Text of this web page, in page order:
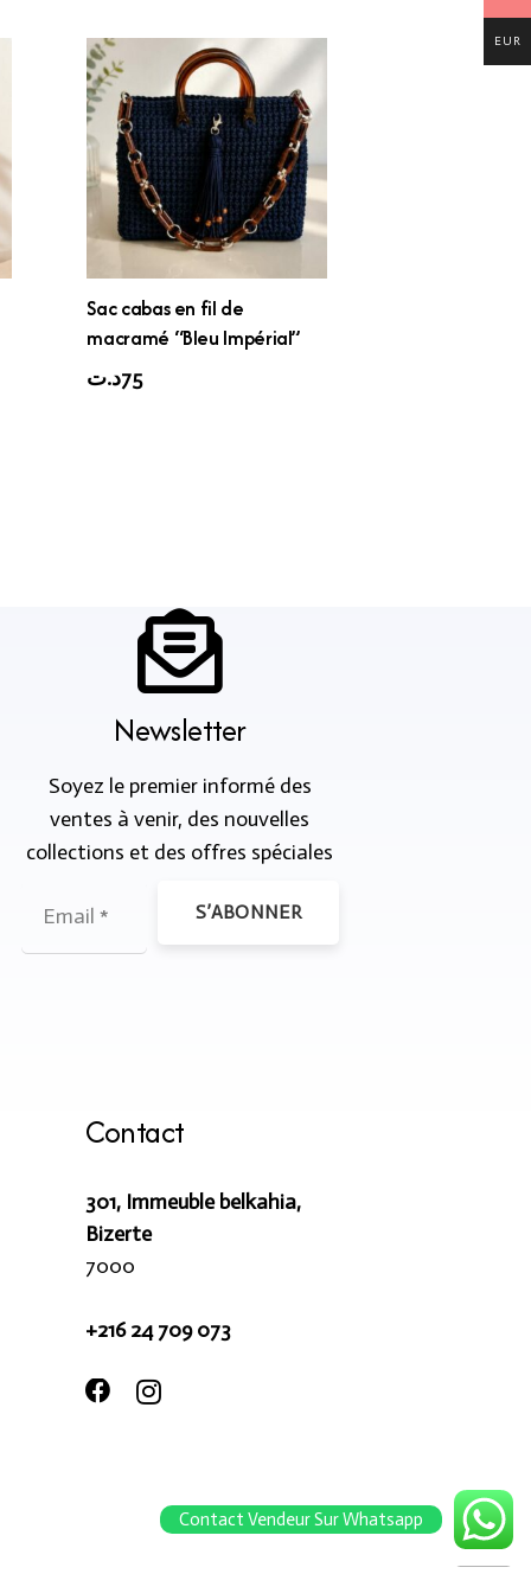
Sac cabas en fil de
macramé “Bleu Impérial”
75د.ت
Newsletter
Soyez le premier informé des
ventes à venir, des nouvelles
collections et des offres spéciales
S’ABONNER
Contact
301, Immeuble belkahia,
Bizerte
7000
+216 24 709 073
EUR
Contact Vendeur Sur Whatsapp